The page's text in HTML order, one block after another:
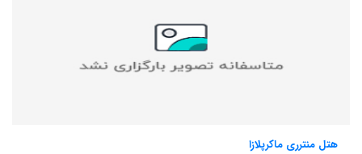
هتل منترری ماکرپلازا